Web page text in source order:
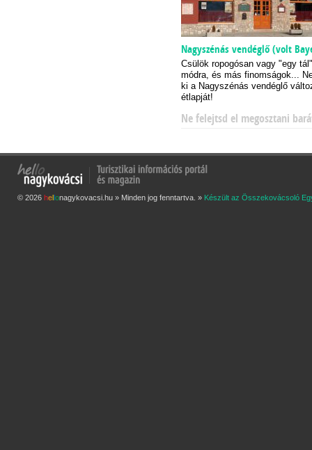
Nagyszénás vendéglő (volt
Csülök ropogósan vagy "egy tál"
módra, és más finomságok...
ki a Nagyszénás vendéglő
étlapját!
Ne felejtsd el megosztani
© 2026 hellonagykovacsi.hu » Minden jog fenntartva. » Készült az Összekovácsoló